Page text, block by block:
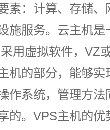
素：计算、存储
施服务。云主机
用虚拟软件，VZ
机的部分，能够
作系统，管理方
的。VPS主机的